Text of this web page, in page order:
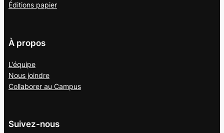
Éditions papier
À propos
L’équipe
Nous joindre
Collaborer au Campus
Suivez-nous